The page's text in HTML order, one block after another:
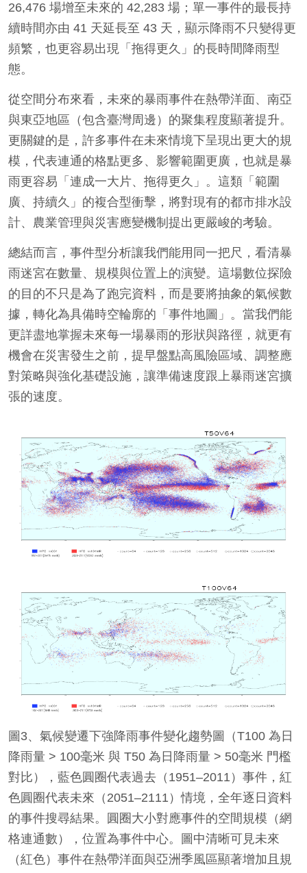
26,476 場增至未來的 42,283 場；單一事件的最長持
續時間亦由 41 天延長至 43 天，顯示降雨不只變得更
頻繁，也更容易出現「拖得更久」的長時間降雨型
態。
從空間分布來看，未來的暴雨事件在熱帶洋面、南亞
與東亞地區（包含臺灣周邊）的聚集程度顯著提升。
更關鍵的是，許多事件在未來情境下呈現出更大的規
模，代表連通的格點更多、影響範圍更廣，也就是暴
雨更容易「連成一大片、拖得更久」。這類「範圍
廣、持續久」的複合型衝擊，將對現有的都市排水設
計、農業管理與災害應變機制提出更嚴峻的考驗。
總結而言，事件型分析讓我們能用同一把尺，看清暴
雨迷宮在數量、規模與位置上的演變。這場數位探險
的目的不只是為了跑完資料，而是要將抽象的氣候數
據，轉化為具備時空輪廓的「事件地圖」。當我們能
更詳盡地掌握未來每一場暴雨的形狀與路徑，就更有
機會在災害發生之前，提早盤點高風險區域、調整應
對策略與強化基礎設施，讓準備速度跟上暴雨迷宮擴
張的速度。
圖3、氣候變遷下強降雨事件變化趨勢圖（T100 為日
降雨量 > 100毫米 與 T50 為日降雨量 > 50毫米 門檻
對比），藍色圓圈代表過去（1951–2011）事件，紅
色圓圈代表未來（2051–2111）情境，全年逐日資料
的事件搜尋結果。圓圈大小對應事件的空間規模（網
格連通數），位置為事件中心。圖中清晰可見未來
（紅色）事件在熱帶洋面與亞洲季風區顯著增加且規